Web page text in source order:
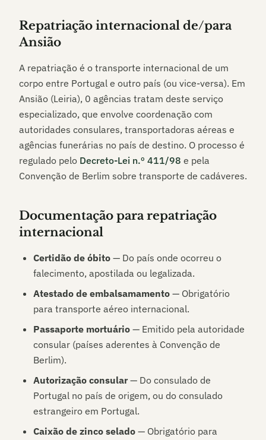
Repatriação internacional de/para
Ansião
A repatriação é o transporte internacional de um
corpo entre Portugal e outro país (ou vice-versa). Em
Ansião (Leiria), 0 agências tratam deste serviço
especializado, que envolve coordenação com
autoridades consulares, transportadoras aéreas e
agências funerárias no país de destino. O processo é
regulado pelo Decreto-Lei n.º 411/98 e pela
Convenção de Berlim sobre transporte de cadáveres.
Documentação para repatriação
internacional
Certidão de óbito — Do país onde ocorreu o
falecimento, apostilada ou legalizada.
Atestado de embalsamamento — Obrigatório
para transporte aéreo internacional.
Passaporte mortuário — Emitido pela autoridade
consular (países aderentes à Convenção de
Berlim).
Autorização consular — Do consulado de
Portugal no país de origem, ou do consulado
estrangeiro em Portugal.
Caixão de zinco selado — Obrigatório para